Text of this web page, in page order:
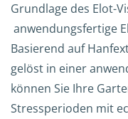
Grundlage des Elot-
anwendungsfertige
Basierend auf
gelöst in einer
können Sie Ihre
Stressperioden mit